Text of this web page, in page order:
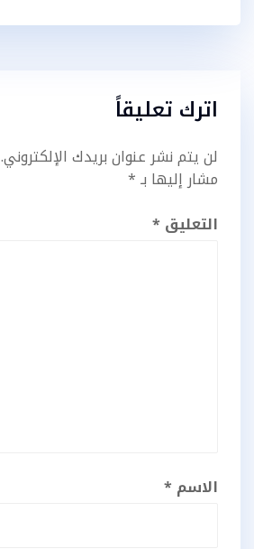
اترك تعليقاً
لن يتم نشر عنوان بريدك الإلكتروني.
مشار إليها بـ*
التعليق *
الاسم *